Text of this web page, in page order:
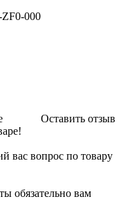
000
Оставить отзыв
вас вопрос по товару
обязательно вам